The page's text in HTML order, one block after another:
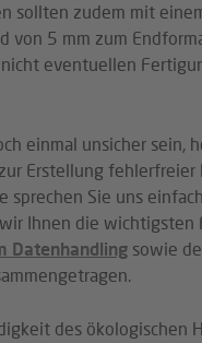
sollten zudem mit
von 5 mm zum
eventuellen
einmal unsicher sein,
Erstellung fehlerfreier
sprechen Sie uns
Ihnen die wichtigsten
Datenhandling sowie
des ökologischen